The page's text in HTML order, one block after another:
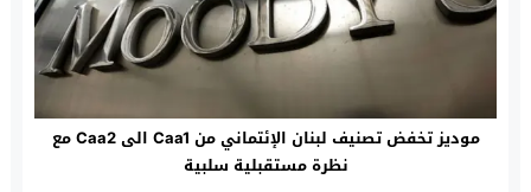
موديز تخفض تصنيف لبنان الإئتماني من Caa1 الى Caa2 مع
نظرة مستقبلية سلبية